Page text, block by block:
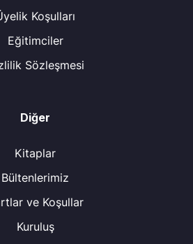
Koşulları
Eğitimciler
Sözleşmesi
Diğer
Kitaplar
Bültenlerimiz
ve Koşullar
Kuruluş